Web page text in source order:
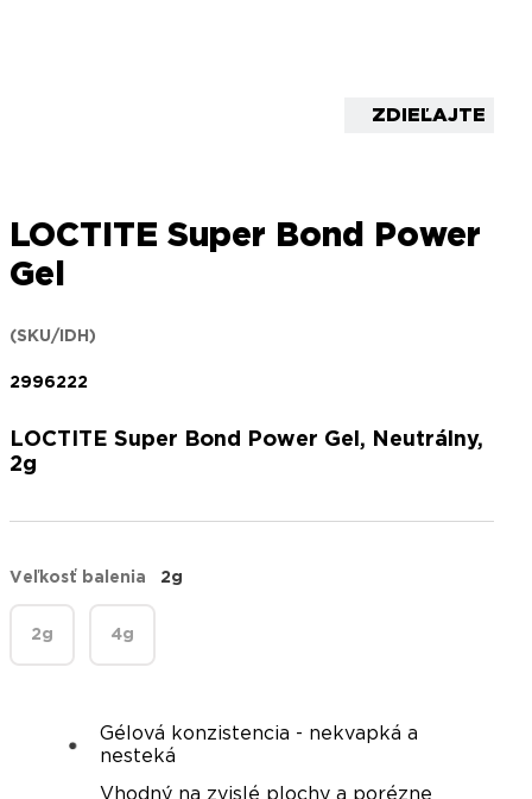
ZDIEĽAJTE
LOCTITE Super Bond Power
Gel
(SKU/IDH)
2996222
LOCTITE Super Bond Power Gel, Neutrálny,
2g
Veľkosť balenia 2g
2g 4g
Gélová konzistencia - nekvapká a
nesteká
Vhodný na zvislé plochy a porézne